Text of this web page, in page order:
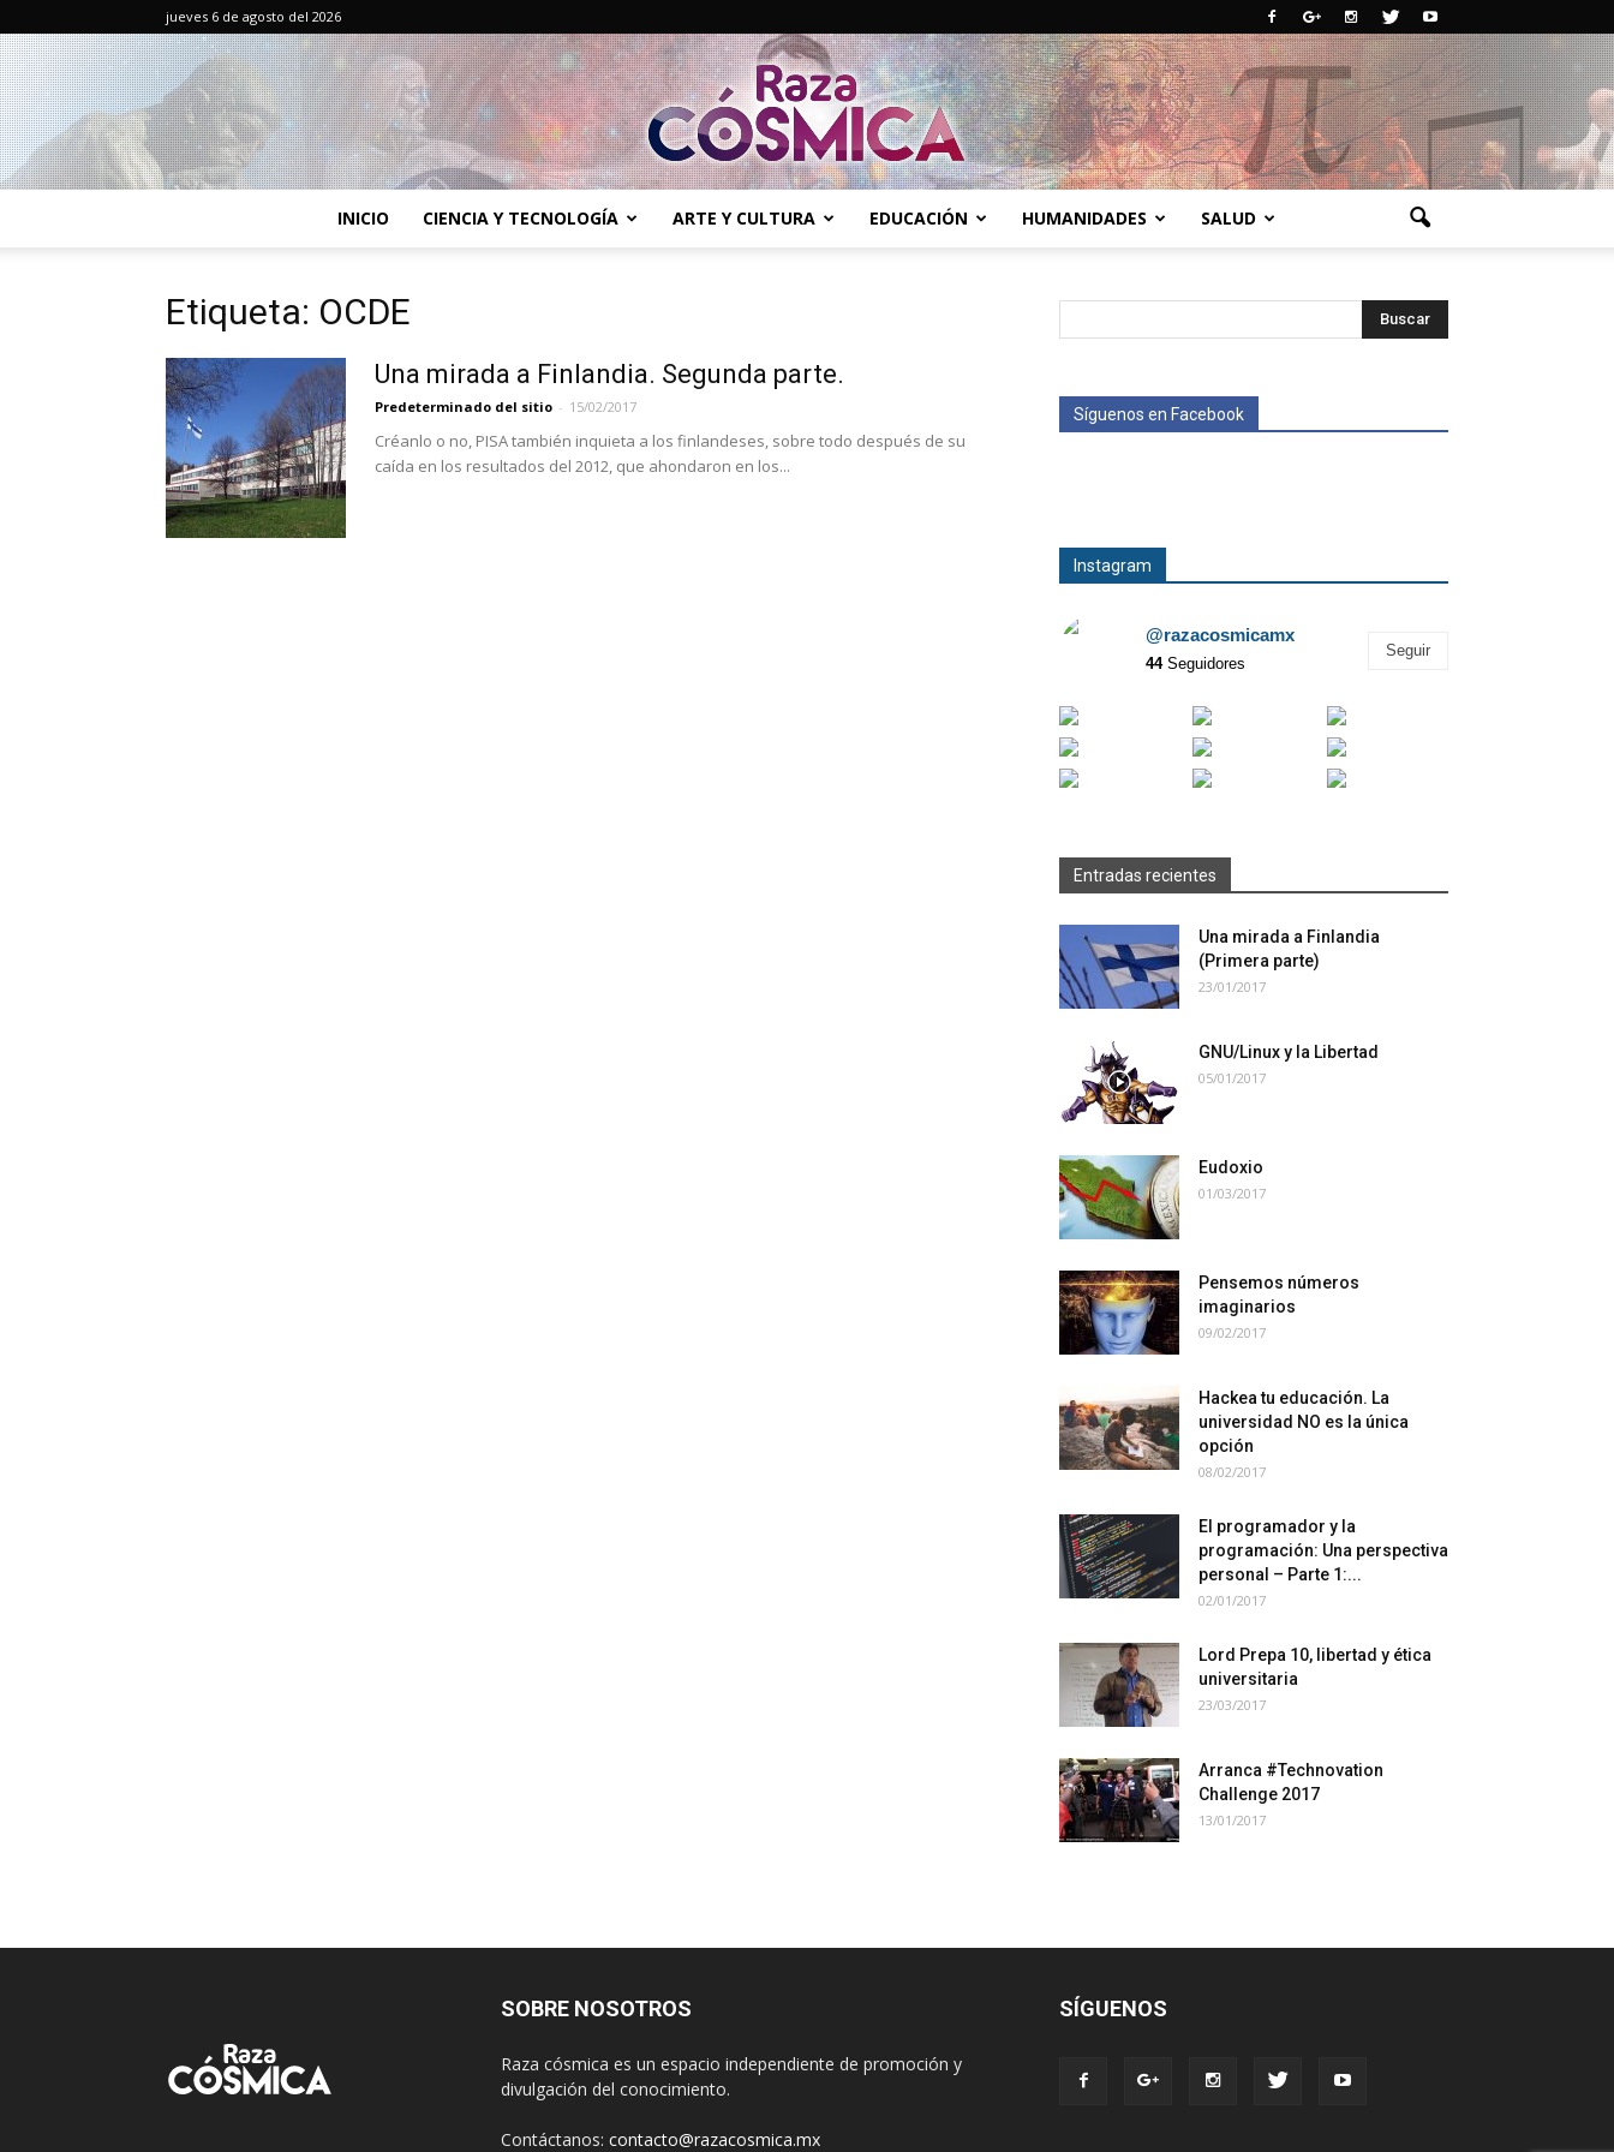
jueves 6 de agosto del 2026
INICIO CIENCIA Y TECNOLOGÍA ARTE Y CULTURA EDUCACIÓN HUMANIDADES SALUD
Etiqueta: OCDE
Una mirada a Finlandia. Segunda parte.
Predeterminado del sitio - 15/02/2017
Créanlo o no, PISA también inquieta a los finlandeses, sobre todo después de su
caída en los resultados del 2012, que ahondaron en los...
Síguenos en Facebook
Instagram
@razacosmicamx
44Seguidores
Seguir
Entradas recientes
Una mirada a Finlandia
(Primera parte)
23/01/2017
GNU/Linux y la Libertad
05/01/2017
Eudoxio
01/03/2017
Pensemos números
imaginarios
09/02/2017
Hackea tu educación. La
universidad NO es la única
opción
08/02/2017
El programador y la
programación: Una perspectiva
personal – Parte 1:...
02/01/2017
Lord Prepa 10, libertad y ética
universitaria
23/03/2017
Arranca #Technovation
Challenge 2017
13/01/2017
SOBRE NOSOTROS
Raza cósmica es un espacio independiente de promoción y
divulgación del conocimiento.
Contáctanos: contacto@razacosmica.mx
SÍGUENOS